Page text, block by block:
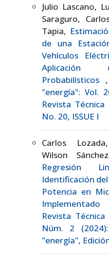
Julio Lascano,
Saraguro,
Tapia,
de una
Vehículos
Aplicación
Probabilísticos ,
"energía": Vol.
Revista
No. 20, ISSUE I
Carlos
Wilson
Regresión
Identificación
Potencia en
Implementado
Revista
Núm. 2
"energía",